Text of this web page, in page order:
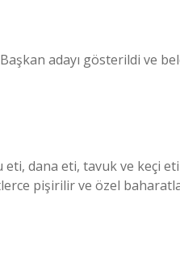
adayı gösterildi ve
eti, dana eti, tavuk ve keçi
pişirilir ve özel